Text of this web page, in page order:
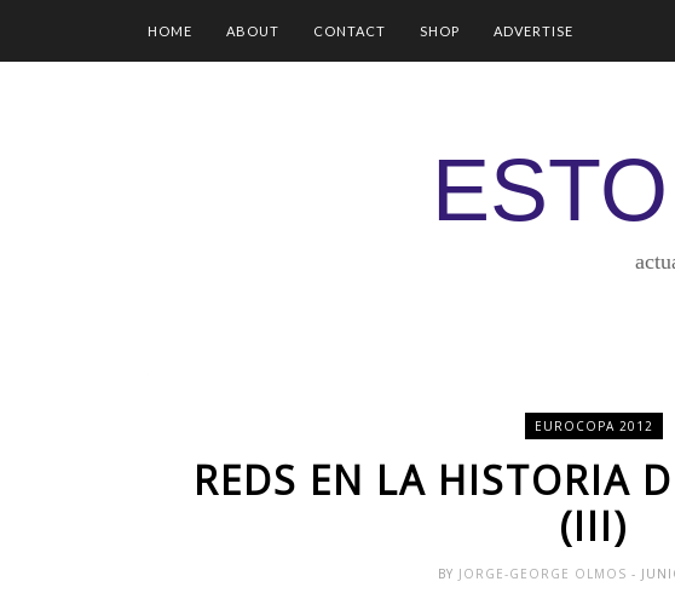
HOME ABOUT CONTACT SHOP ADVERTISE
EUROCOPA 2012
REDS EN LA HISTORIA
(III)
BY JORGE-GEORGE OLMOS -